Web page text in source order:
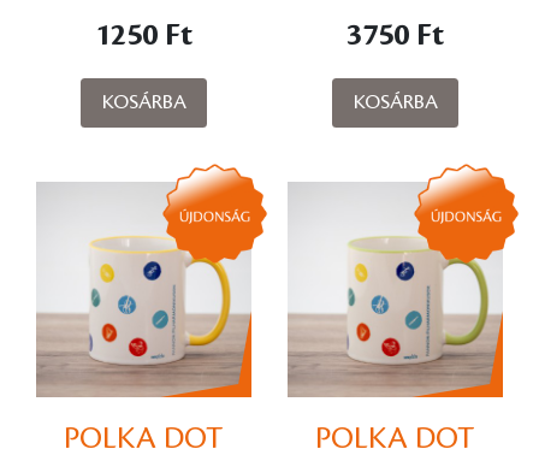
1250 Ft
KOSÁRBA
– ORANGE
3750 Ft
KOSÁRBA
POLKA DOT
POLKA DOT